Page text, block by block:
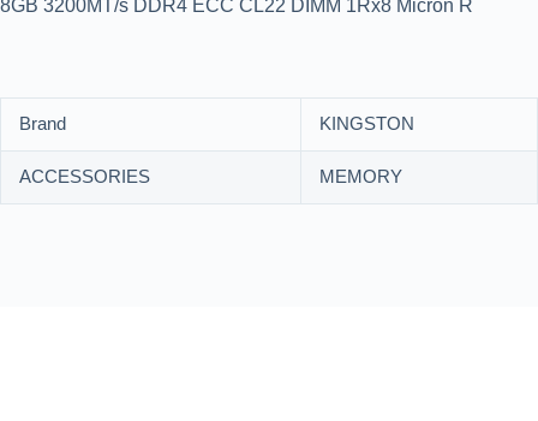
8GB 3200MT/s DDR4 ECC CL22 DIMM 1Rx8 Micron R
Brand
KINGSTON
ACCESSORIES
MEMORY